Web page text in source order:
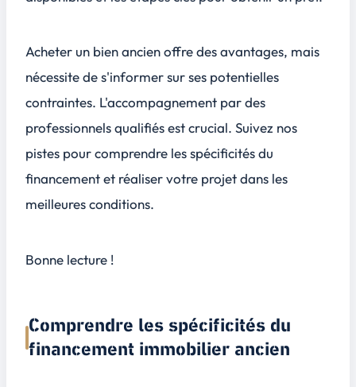
Acheter un bien ancien offre des avantages, mais
nécessite de s'informer sur ses potentielles
contraintes. L'accompagnement par des
professionnels qualifiés est crucial. Suivez nos
pistes pour comprendre les spécificités du
financement et réaliser votre projet dans les
meilleures conditions.
Bonne lecture !
Comprendre les spécificités du
financement immobilier ancien